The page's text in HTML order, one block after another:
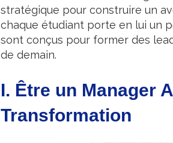
stratégique pour construire un
chaque étudiant porte en lui un
sont conçus pour former des
de demain.
I. Être un Manager
Transformation